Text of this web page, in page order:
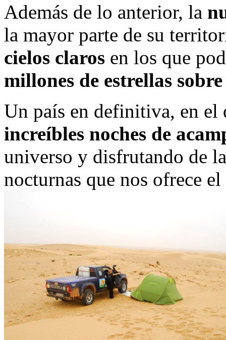
Además de lo anterior, la
la mayor parte de su
cielos claros en los que
millones de estrellas
Un país en definitiva, en el
increíbles noches de
universo y disfrutando de
nocturnas que nos ofrece